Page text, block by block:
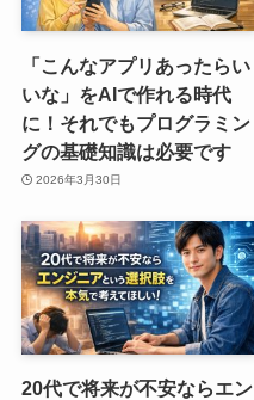
「こんなアプリあったらい
いな」をAIで作れる時代
に！それでもプログラミン
グの基礎知識は必要です
2026年3月30日
20代で将来が不安ならエン